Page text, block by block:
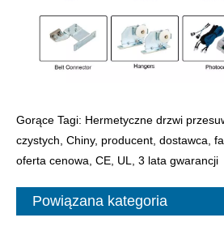
Gorące Tagi: Hermetyczne drzwi
czystych, Chiny, producent, dostawca,
oferta cenowa, CE, UL, 3 lata gwarancji
Powiązana kategoria